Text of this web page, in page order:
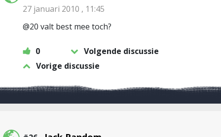
27 januari 2010 , 11:45
@20 valt best mee toch?
0
Volgende discussie
Vorige discussie